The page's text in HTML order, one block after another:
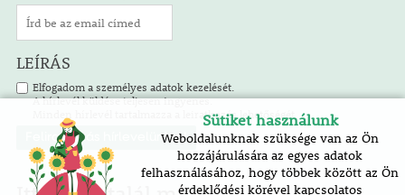
LEÍRÁS
Elfogadom a személyes adatok kezelését.
A hírlevél küldése teljesen ingyenes.
Minden hírlevél tartalmazza a leiratkozás lehetőségét.
Sütiket használunk
Weboldalunknak szüksége van az Ön
hozzájárulására az egyes adatok
felhasználásához, hogy többek között az Ön
érdeklődési körével kapcsolatos